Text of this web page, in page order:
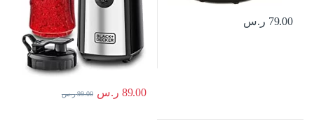
79.00 ر.س
89.00 ر.س 99.00 ر.س